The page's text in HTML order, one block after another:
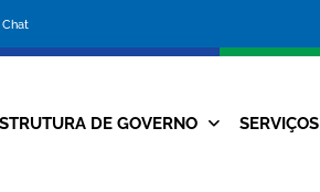
da
Prefeitura
Navegação
DE GOVERNO SERVIÇOS